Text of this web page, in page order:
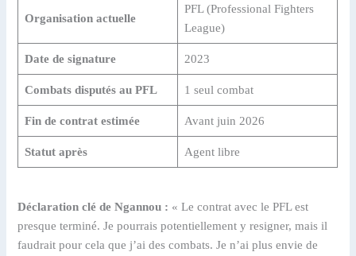
Organisation actuelle
PFL (Professional Fighters
League)
Date de signature 2023
Combats disputés au PFL 1 seul combat
Fin de contrat estimée Avant juin 2026
Statut après Agent libre
Déclaration clé de Ngannou : « Le contrat avec le PFL est
presque terminé. Je pourrais potentiellement y resigner, mais il
faudrait pour cela que j’ai des combats. Je n’ai plus envie de